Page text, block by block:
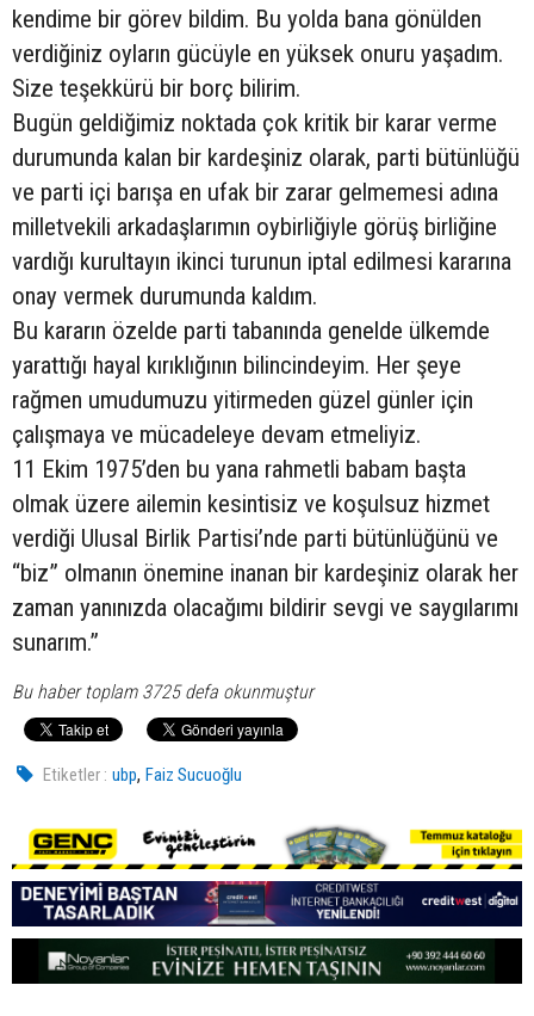
kendime bir görev bildim. Bu yolda bana gönülden
verdiğiniz oyların gücüyle en yüksek onuru yaşadım.
Size teşekkürü bir borç bilirim.
Bugün geldiğimiz noktada çok kritik bir karar verme
durumunda kalan bir kardeşiniz olarak, parti bütünlüğü
ve parti içi barışa en ufak bir zarar gelmemesi adına
milletvekili arkadaşlarımın oybirliğiyle görüş birliğine
vardığı kurultayın ikinci turunun iptal edilmesi kararına
onay vermek durumunda kaldım.
Bu kararın özelde parti tabanında genelde ülkemde
yarattığı hayal kırıklığının bilincindeyim. Her şeye
rağmen umudumuzu yitirmeden güzel günler için
çalışmaya ve mücadeleye devam etmeliyiz.
11 Ekim 1975’den bu yana rahmetli babam başta
olmak üzere ailemin kesintisiz ve koşulsuz hizmet
verdiği Ulusal Birlik Partisi’nde parti bütünlüğünü ve
“biz” olmanın önemine inanan bir kardeşiniz olarak her
zaman yanınızda olacağımı bildirir sevgi ve saygılarımı
sunarım.”
Bu haber toplam 3725 defa okunmuştur
Etiketler : ubp,Faiz Sucuoğlu